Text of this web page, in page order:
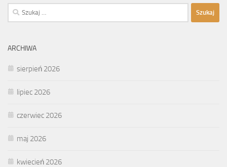
Szukaj:
ARCHIWA
sierpień 2026
lipiec 2026
czerwiec 2026
maj 2026
kwiecień 2026